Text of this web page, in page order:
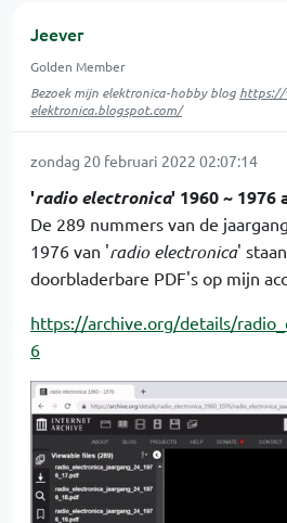
Jeever
Golden Member
Bezoek mijn elektronica-hobby blog https://
elektronica.blogspot.com/
zondag 20 februari 2022 02:07:14
'radio electronica' 1960 ~ 1976
De 289 nummers van de
1976 van 'radio electronica'
doorbladerbare PDF's op mijn
https://archive.org/details/
6